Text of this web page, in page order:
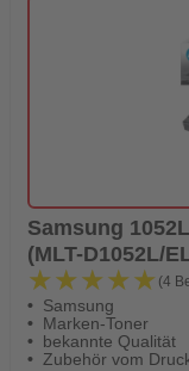
Samsung
(MLT-D1052L/
★★★★★
★★★★★ (4
Samsung
Marken-Toner
bekannte Qualität
Zubehör vom